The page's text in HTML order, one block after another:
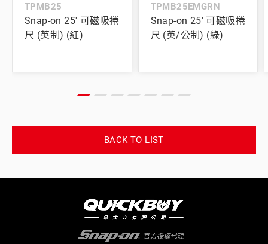
TPMB25
Snap-on 25' 可磁吸捲
尺 (英制) (紅)
TPMB25EMGRN
Snap-on 25' 可磁吸捲
尺 (英/公制) (綠)
BACK TO LIST